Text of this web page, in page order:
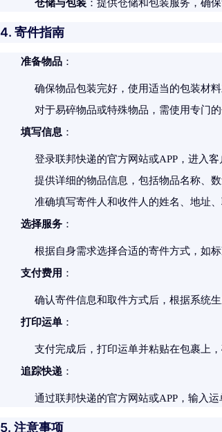
：提供仓储和包装服务，确
4. 寄件指南
准备物品 ：
确保物品包装完好，使用适当的包装材
对于易碎物品或特殊物品，需使用专门的
填写信息 ：
登录联邦快递的官方网站或APP，进入客
提供详细的物品信息，包括物品名称、数
准确填写寄件人和收件人的姓名、地址、
选择服务 ：
根据自身需求选择合适的寄件方式，如
支付费用 ：
确认寄件信息和取件方式后，根据系统
打印运单 ：
支付完成后，打印运单并粘贴在包裹上
追踪快递 ：
通过联邦快递的官方网站或APP，输入
5. 注意事项